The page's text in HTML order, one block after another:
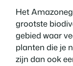
Het
grootste
gebied waar
planten die je
zijn dan ook